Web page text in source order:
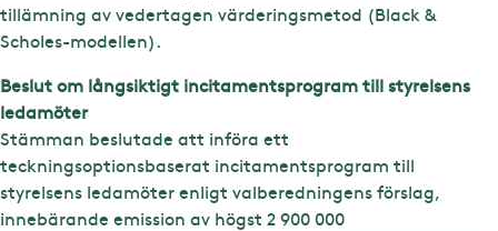
tillämning av vedertagen värderingsmetod (Black &
Scholes-modellen).
Beslut om långsiktigt incitamentsprogram till styrelsens
ledamöter
Stämman beslutade att införa ett
teckningsoptionsbaserat incitamentsprogram till
styrelsens ledamöter enligt valberedningens förslag,
innebärande emission av högst 2 900 000